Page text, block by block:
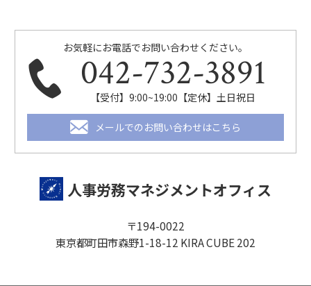
お気軽にお電話でお問い合わせください。
042-732-3891
【受付】9:00~19:00【定休】土日祝日
メールでのお問い合わせはこちら
人事労務マネジメントオフィス
〒194-0022
東京都町田市森野1-18-12 KIRA CUBE 202